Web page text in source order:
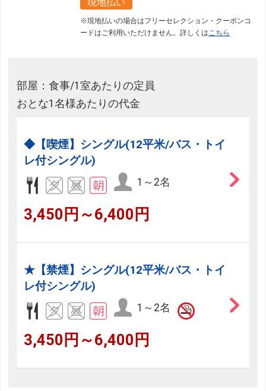
※現地払いの場合はフリーセレクション・クーポンコ
ードはご利用いただけません。詳しくは こちら
部屋：食事/1室あたりの定員
おとな1名様あたりの代金
◆【喫煙】シングル(12平米/バス・トイ
レ付シングル)
1～2名
3,450円～6,400円
★【禁煙】シングル(12平米/バス・トイ
レ付シングル)
1～2名
3,450円～6,400円
フリーセレクション・クーポンコードのご利用につ
JR回数券類、ギフト券、外国通貨、直接契約型宿泊プラン、土
産品、旅行積立商品、当社が指定した商品が利用できません。
い商品
旅館・ホテルなど宿泊施設での現地支払いにはご利用いただけま